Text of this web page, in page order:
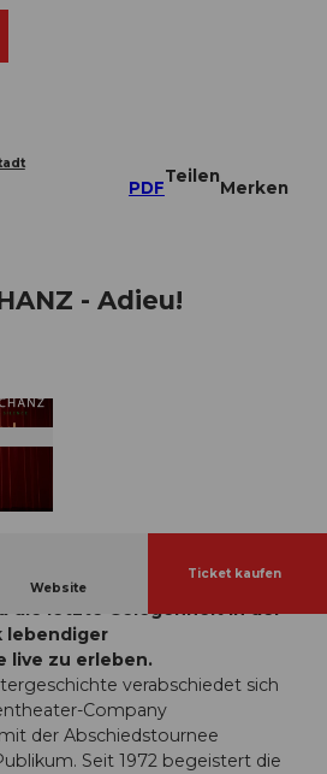
PDF
Teilen
Merken
- Adieu!
Website
Ticket kaufen
für alle
die letzte Gelegenheit in der
lebendiger
live zu erleben.
verabschiedet sich
Company
der Abschiedstournee
Seit 1972 begeistert die